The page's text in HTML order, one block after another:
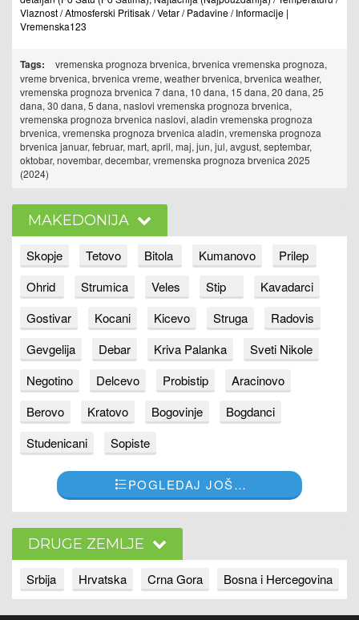
Vlaznost / Atmosferski Pritisak / Vetar / Padavine / Informacije |
Vremenska123
Tags:
vremenska prognoza brvenica, brvenica vremenska prognoza,
vreme brvenica, brvenica vreme, weather brvenica, brvenica weather,
vremenska prognoza brvenica 7 dana, 10 dana, 15 dana, 20 dana, 25
dana, 30 dana, 5 dana, naslovi vremenska prognoza brvenica,
vremenska prognoza brvenica naslovi, aladin vremenska prognoza
brvenica, vremenska prognoza brvenica aladin, vremenska prognoza
brvenica januar, februar, mart, april, maj, jun, jul, avgust, septembar,
oktobar, novembar, decembar, vremenska prognoza brvenica 2025
(2024)
MAKEDONIJA
Skopje Tetovo Bitola Kumanovo
Prilep
Ohrid
Strumica Veles Stip
Kavadarci
Gostivar
Kocani Kicevo Struga
Radovis
Gevgelija
Debar Kriva Palanka
Sveti Nikole
Negotino
Delcevo Probistip
Aracinovo
Berovo
Kratovo Bogovinje
Bogdanci
Studenicani
Sopiste
POGLEDAJ JOŠ…
DRUGE ZEMLJE
Srbija Hrvatska Crna Gora Bosna i Hercegovina